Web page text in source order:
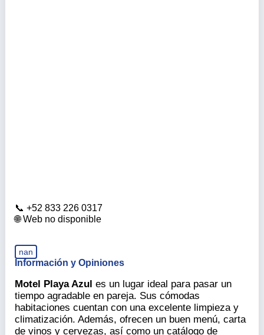
+52 833 226 0317
Web no disponible
nan
Información y Opiniones
Motel Playa Azul es un lugar ideal para pasar un
tiempo agradable en pareja. Sus cómodas
habitaciones cuentan con una excelente limpieza y
climatización. Además, ofrecen un buen menú, carta
de vinos y cervezas, así como un catálogo de